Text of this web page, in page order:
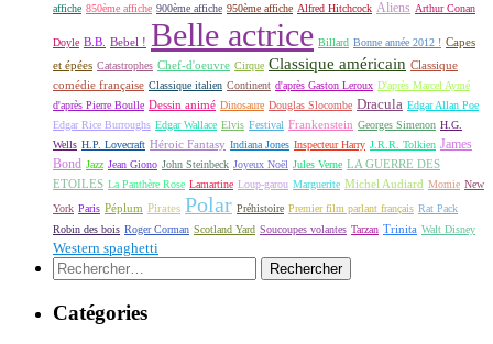
affiche 850ème affiche 900ème affiche 950ème affiche Alfred Hitchcock Aliens Arthur Conan
Doyle B.B. Bebel ! Belle actrice Billard Bonne année 2012 ! Capes
et épées Catastrophes Chef-d'oeuvre Cirque Classique américain Classique
comédie française Classique italien Continent d'après Gaston Leroux D'après Marcel Aymé
d'après Pierre Boulle Dessin animé Dinosaure Douglas Slocombe Dracula Edgar Allan Poe
Edgar Rice Burroughs Edgar Wallace Elvis Festival Frankenstein Georges Simenon H.G.
Wells H.P. Lovecraft Héroic Fantasy Indiana Jones Inspecteur Harry J.R.R. Tolkien James
Bond Jazz Jean Giono John Steinbeck Joyeux Noël Jules Verne LA GUERRE DES
ETOILES La Panthère Rose Lamartine Loup-garou Marguerite Michel Audiard Momie New
York Paris Péplum Pirates Polar Préhistoire Premier film parlant français Rat Pack
Robin des bois Roger Corman Scotland Yard Soucoupes volantes Tarzan Trinita Walt Disney
Western spaghetti
Rechercher :
Catégories